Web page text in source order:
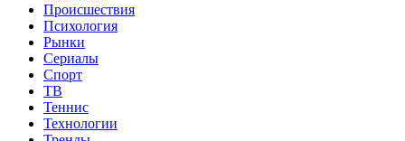
Происшествия
Психология
Рынки
Сериалы
Спорт
ТВ
Теннис
Технологии